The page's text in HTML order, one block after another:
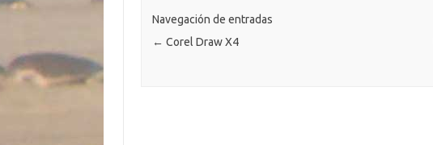
k
k
p
ti
Navegación de entradas
← Corel Draw X4